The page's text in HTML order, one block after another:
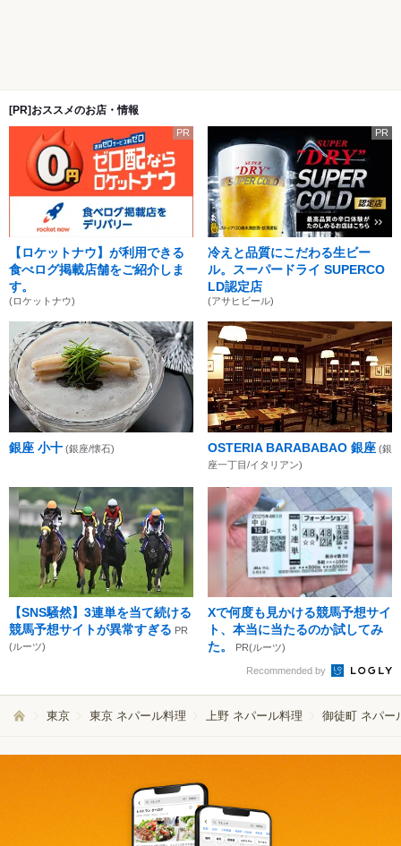
[PR]おススメのお店・情報
PR
【ロケットナウ】が利用できる
食べログ掲載店舗をご紹介しま
す。
(ロケットナウ)
PR
冷えと品質にこだわる生ビー
ル。スーパードライ SUPERCO
LD認定店
(アサヒビール)
銀座 小十 (銀座/懐石) OSTERIA BARABABAO 銀座 (銀
座一丁目/イタリアン)
【SNS騒然】3連単を当て続ける
競馬予想サイトが異常すぎる PR
(ルーツ)
Xで何度も見かける競馬予想サイ
ト、本当に当たるのか試してみ
た。
PR(ルーツ)
Recommended by
東京 東京 ネパール料理 上野 ネパール料理 御徒町 ネパー